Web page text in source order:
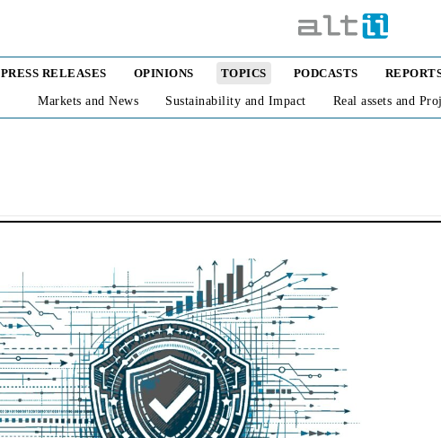
PRESS RELEASES OPINIONS TOPICS PODCASTS
Markets and News Sustainability and Impact Real assets and